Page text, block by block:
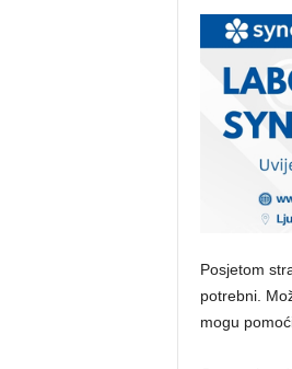
Posjetom
potrebni.
mogu